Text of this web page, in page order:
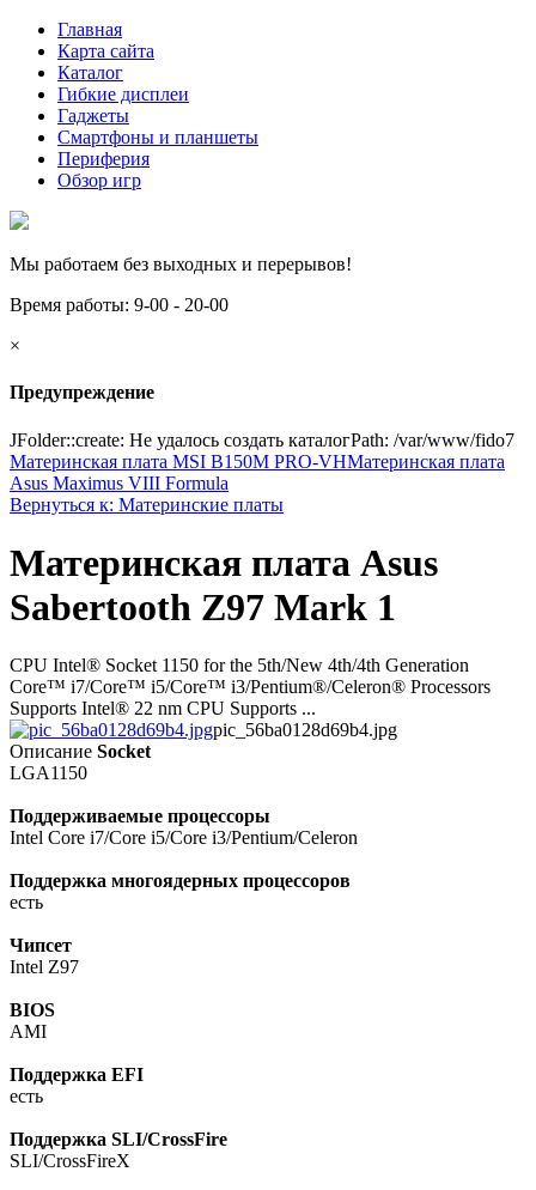
Главная
Карта сайта
Каталог
Гибкие дисплеи
Гаджеты
Смартфоны и планшеты
Периферия
Обзор игр
Мы работаем без выходных и перерывов!
Время работы: 9-00 - 20-00
×
Предупреждение
JFolder::create: Не удалось создать каталогPath: /var/www/fido7
Материнская плата MSI B150M PRO-VHМатеринская плата
Asus Maximus VIII Formula
Вернуться к: Материнские платы
Материнская плата Asus
Sabertooth Z97 Mark 1
CPU Intel® Socket 1150 for the 5th/New 4th/4th Generation
Core™ i7/Core™ i5/Core™ i3/Pentium®/Celeron® Processors
Supports Intel® 22 nm CPU Supports ...
pic_56ba0128d69b4.jpg
Описание Socket
LGA1150
Поддерживаемые процессоры
Intel Core i7/Core i5/Core i3/Pentium/Celeron
Поддержка многоядерных процессоров
есть
Чипсет
Intel Z97
BIOS
AMI
Поддержка EFI
есть
Поддержка SLI/CrossFire
SLI/CrossFireX